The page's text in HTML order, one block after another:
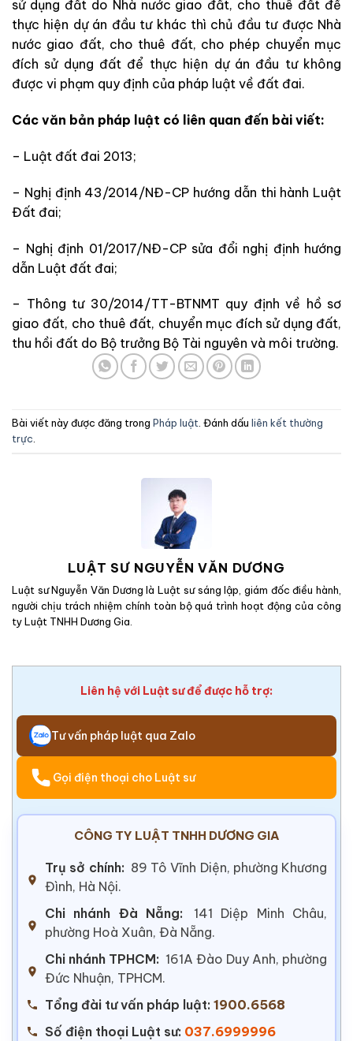
sử dụng đất do Nhà nước giao đất, cho thuê đất để
thực hiện dự án đầu tư khác thì chủ đầu tư được Nhà
nước giao đất, cho thuê đất, cho phép chuyển mục
đích sử dụng đất để thực hiện dự án đầu tư không
được vi phạm quy định của pháp luật về đất đai.
Các văn bản pháp luật có liên quan đến bài viết:
– Luật đất đai 2013;
– Nghị định 43/2014/NĐ-CP hướng dẫn thi hành Luật
Đất đai;
– Nghị định 01/2017/NĐ-CP sửa đổi nghị định hướng
dẫn Luật đất đai;
– Thông tư 30/2014/TT-BTNMT quy định về hồ sơ
giao đất, cho thuê đất, chuyển mục đích sử dụng đất,
thu hồi đất do Bộ trưởng Bộ Tài nguyên và môi trường.
Bài viết này được đăng trong Pháp luật . Đánh dấu liên kết thường
trực
LUẬT SƯ NGUYỄN VĂN DƯƠNG
Luật sư Nguyễn Văn Dương là Luật sư sáng lập, giám đốc điều hành,
người chịu trách nhiệm chính toàn bộ quá trình hoạt động của công
ty Luật TNHH Dương Gia.
Liên hệ với Luật sư để được hỗ trợ:
Tư vấn pháp luật qua Zalo
Gọi điện thoại cho Luật sư
CÔNG TY LUẬT TNHH DƯƠNG GIA
Trụ sở chính: 89 Tô Vĩnh Diện, phường Khương
Đình, Hà Nội.
Chi nhánh Đà Nẵng:
141 Diệp Minh Châu,
phường Hoà Xuân, Đà Nẵng.
Chi nhánh TPHCM: 161A Đào Duy Anh, phường
Đức Nhuận, TPHCM.
Tổng đài tư vấn pháp luật: 1900.6568
Số điện thoại Luật sư: 037.6999996